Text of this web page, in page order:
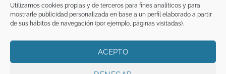
Utilizamos cookies propias y de terceros para fines analíticos y para
mostrarle publicidad personalizada en base a un perfil elaborado a partir
de sus hábitos de navegación (por ejemplo, páginas visitadas).
ACEPTO